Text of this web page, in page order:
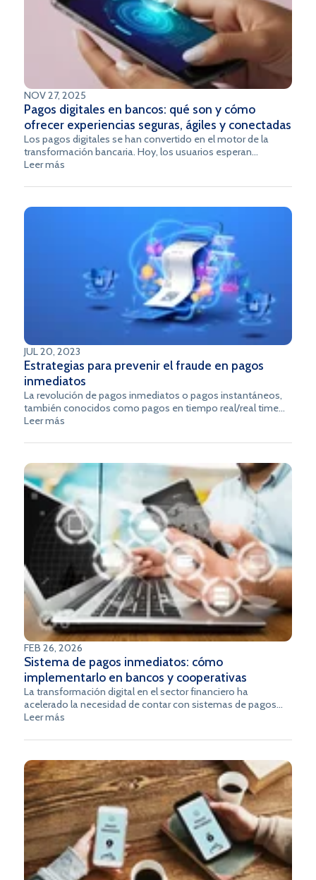
NOV 27, 2025
Pagos digitales en bancos: qué son y cómo
ofrecer experiencias seguras, ágiles y conectadas
Los pagos digitales se han convertido en el motor de la
transformación bancaria. Hoy, los usuarios esperan
transacciones rápidas, protegidas y disponibles desde
Leer más
JUL 20, 2023
Estrategias para prevenir el fraude en pagos
inmediatos
La revolución de pagos inmediatos o pagos instantáneos,
también conocidos como pagos en tiempo real/real time
payments (RTP), ha venido cobrando fuerza en
completo la administración financiera diaria de las personas
Leer más
FEB 26, 2026
Sistema de pagos inmediatos: cómo
implementarlo en bancos y cooperativas
La transformación digital en el sector financiero ha
acelerado la necesidad de contar con sistemas de pagos
modernos, especialmente en Latinoamérica, donde la
seguras son cada vez mayores.
Leer más